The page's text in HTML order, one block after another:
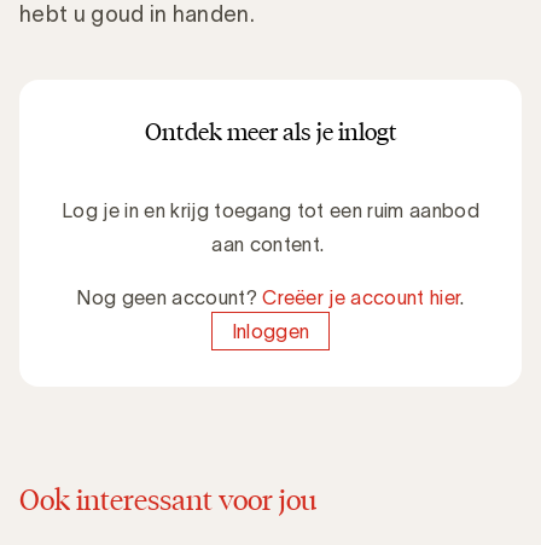
hebt u goud in handen.
Ontdek meer als je inlogt
Log je in en krijg toegang tot een ruim aanbod
aan content.
Nog geen account?Creëer je account hier.
Inloggen
Ook interessant voor jou